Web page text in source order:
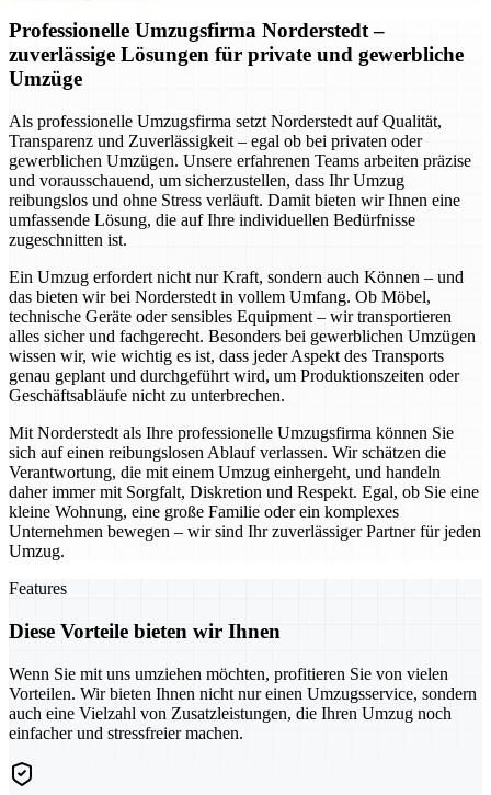
Professionelle Umzugsfirma Norderstedt –
zuverlässige Lösungen für private und gewerbliche
Umzüge
Als professionelle Umzugsfirma setzt Norderstedt auf Qualität,
Transparenz und Zuverlässigkeit – egal ob bei privaten oder
gewerblichen Umzügen. Unsere erfahrenen Teams arbeiten präzise
und vorausschauend, um sicherzustellen, dass Ihr Umzug
reibungslos und ohne Stress verläuft. Damit bieten wir Ihnen eine
umfassende Lösung, die auf Ihre individuellen Bedürfnisse
zugeschnitten ist.
Ein Umzug erfordert nicht nur Kraft, sondern auch Können – und
das bieten wir bei Norderstedt in vollem Umfang. Ob Möbel,
technische Geräte oder sensibles Equipment – wir transportieren
alles sicher und fachgerecht. Besonders bei gewerblichen Umzügen
wissen wir, wie wichtig es ist, dass jeder Aspekt des Transports
genau geplant und durchgeführt wird, um Produktionszeiten oder
Geschäftsabläufe nicht zu unterbrechen.
Mit Norderstedt als Ihre professionelle Umzugsfirma können Sie
sich auf einen reibungslosen Ablauf verlassen. Wir schätzen die
Verantwortung, die mit einem Umzug einhergeht, und handeln
daher immer mit Sorgfalt, Diskretion und Respekt. Egal, ob Sie eine
kleine Wohnung, eine große Familie oder ein komplexes
Unternehmen bewegen – wir sind Ihr zuverlässiger Partner für jeden
Umzug.
Features
Diese Vorteile bieten wir Ihnen
Wenn Sie mit uns umziehen möchten, profitieren Sie von vielen
Vorteilen. Wir bieten Ihnen nicht nur einen Umzugsservice, sondern
auch eine Vielzahl von Zusatzleistungen, die Ihren Umzug noch
einfacher und stressfreier machen.